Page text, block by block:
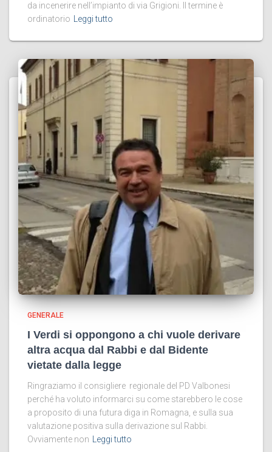
da incenerire nell’impianto di via Grigioni. Il termine è
ordinatorio
Leggi tutto
GENERALE
I Verdi si oppongono a chi vuole derivare
altra acqua dal Rabbi e dal Bidente
vietate dalla legge
Ringraziamo il consigliere regionale del PD Valbonesi
perché ha voluto informarci su come starebbero le cose
a proposito di una futura diga in Romagna, e sulla sua
valutazione positiva sulla derivazione sul Rabbi.
Ovviamente non
Leggi tutto